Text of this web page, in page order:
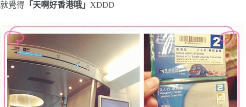
就覺得 「天啊好香港哦」 XDDD